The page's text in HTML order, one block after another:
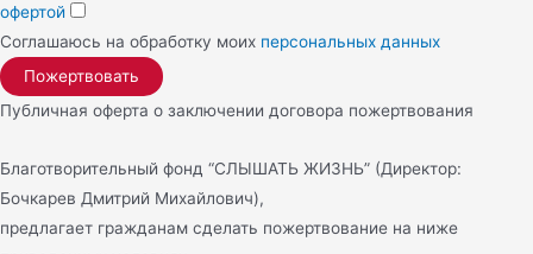
офертой
Соглашаюсь на обработку моих персональных данных
Публичная оферта о заключении договора пожертвования
Благотворительный фонд “СЛЫШАТЬ ЖИЗНЬ” (Директор:
Бочкарев Дмитрий Михайлович),
предлагает гражданам сделать пожертвование на ниже